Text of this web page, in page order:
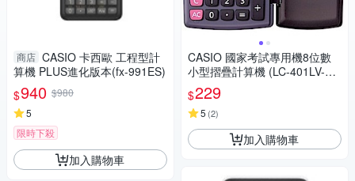
商店 CASIO 卡西歐 工程型計
算機 PLUS進化版本(fx-991ES)
$940 $980
5
限時下殺
加入購物車
CASIO 國家考試專用機8位數
小型摺疊計算機 (LC-401LV-B
K)
$229
5 (2)
加入購物車